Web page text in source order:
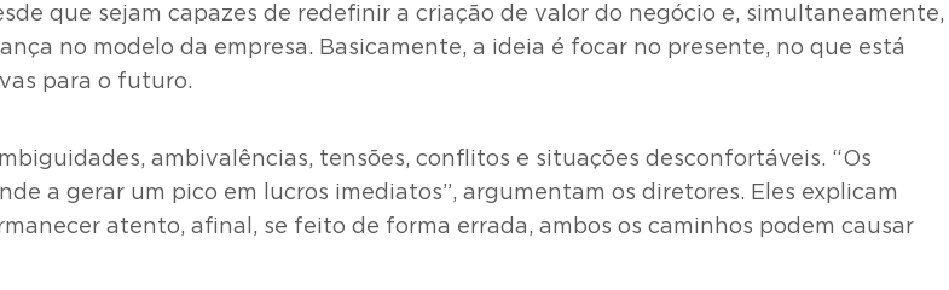
que sejam capazes de redefinir a criação de valor do negócio e, simultaneamente,
no modelo da empresa. Basicamente, a ideia é focar no presente, no que está
para o futuro.
ambivalências, tensões, conflitos e situações desconfortáveis. “Os
a gerar um pico em lucros imediatos”, argumentam os diretores. Eles explicam
atento, afinal, se feito de forma errada, ambos os caminhos podem causar